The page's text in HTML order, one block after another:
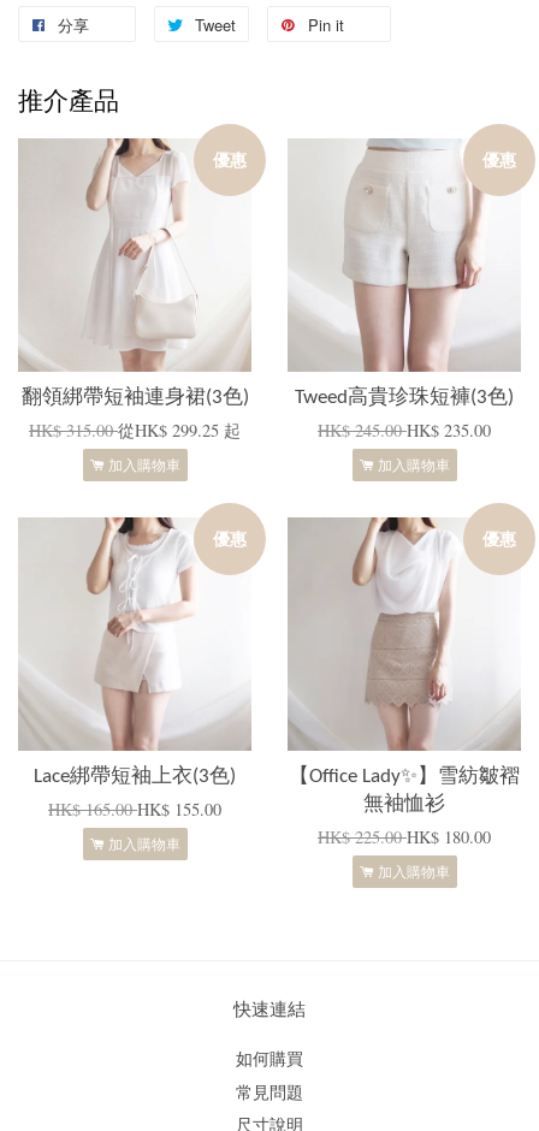
分享 Tweet Pin it
推介產品
優惠
翻領綁帶短袖連身裙(3色)
HK$ 315.00從HK$ 299.25 起
加入購物車
優惠
Tweed高貴珍珠短褲(3色)
HK$ 245.00HK$ 235.00
加入購物車
優惠
Lace綁帶短袖上衣(3色)
HK$ 165.00HK$ 155.00
加入購物車
優惠
【Office Lady✨】雪紡皺褶
無袖恤衫
HK$ 225.00HK$ 180.00
加入購物車
快速連結
如何購買
常見問題
尺寸說明